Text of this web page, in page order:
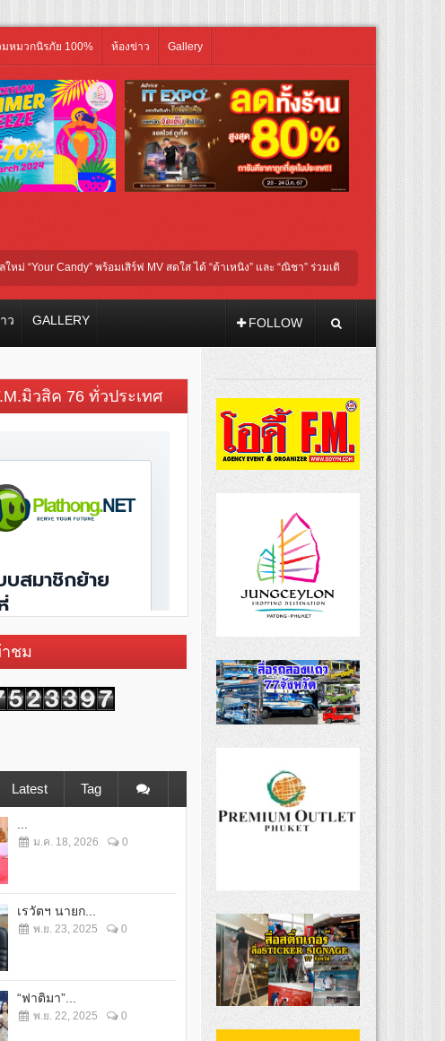
หมวกนิรภัย 100% ห้องข่าว Gallery
พร้อมเสิร์ฟ MV สดใส ได้ “ต้าเหนิง” และ “ณิชา” ร่วมเติมสีสัน โชกุบุสซึ โฉมใหม่ บูส
ว GALLERY FOLLOW
มิวสิค 76 ทั่วประเทศ
ชม
Latest Tag
ม.ค. 18, 2026 0
เรวัตฯ นายก...
พ.ย. 23, 2025 0
“ฟาติมา”...
พ.ย. 22, 2025 0